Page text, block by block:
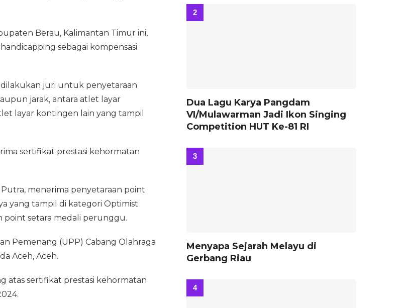
Berau, Kalimantan Timur ini,
sebagai kompensasi
juri untuk penyetaraan
jarak, antara atlet layar
layar kontingen lain yang tampil
sertifikat prestasi kehormatan
menerima penyetaraan point
yang tampil di kategori Optimist
setara medali perunggu.
Pemenang (UPP) Cabang Olahraga
Aceh, Aceh.
atas sertifikat prestasi kehormatan
Dua Lagu Karya Pangdam
VI/Mulawarman Jadi Ikon Singing
Competition HUT Ke-81 RI
Menyapa Sejarah Melayu di
Gerbang Riau